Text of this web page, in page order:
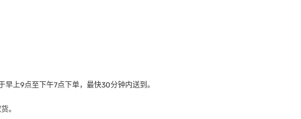
上9点至下午7点下单，最快30分钟内送到​。
。